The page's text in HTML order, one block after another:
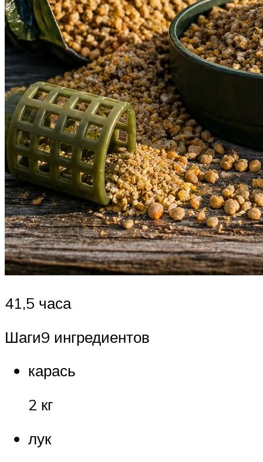
41,5 часа
Шаги9 ингредиентов
карась
2 кг
лук